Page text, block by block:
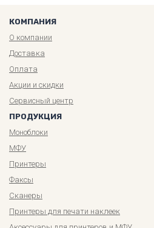
КОМПАНИЯ
О компании
Доставка
Оплата
Акции и скидки
Сервисный центр
ПРОДУКЦИЯ
Моноблоки
МФУ
Принтеры
Факсы
Сканеры
Принтеры для печати наклеек